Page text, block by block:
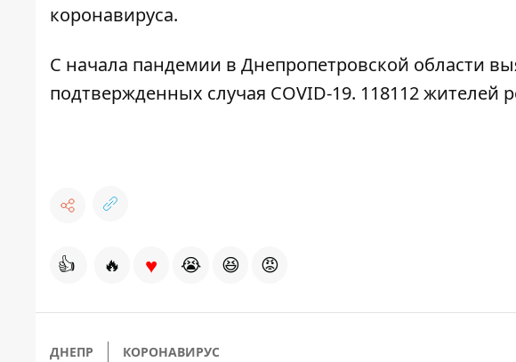
коронавируса.
С начала пандемии в Днепропетровской области
подтвержденных случая COVID-19. 118112 жителей
👍 🔥 ♥ 😭 😆 😡
ДНЕПР КОРОНАВИРУС